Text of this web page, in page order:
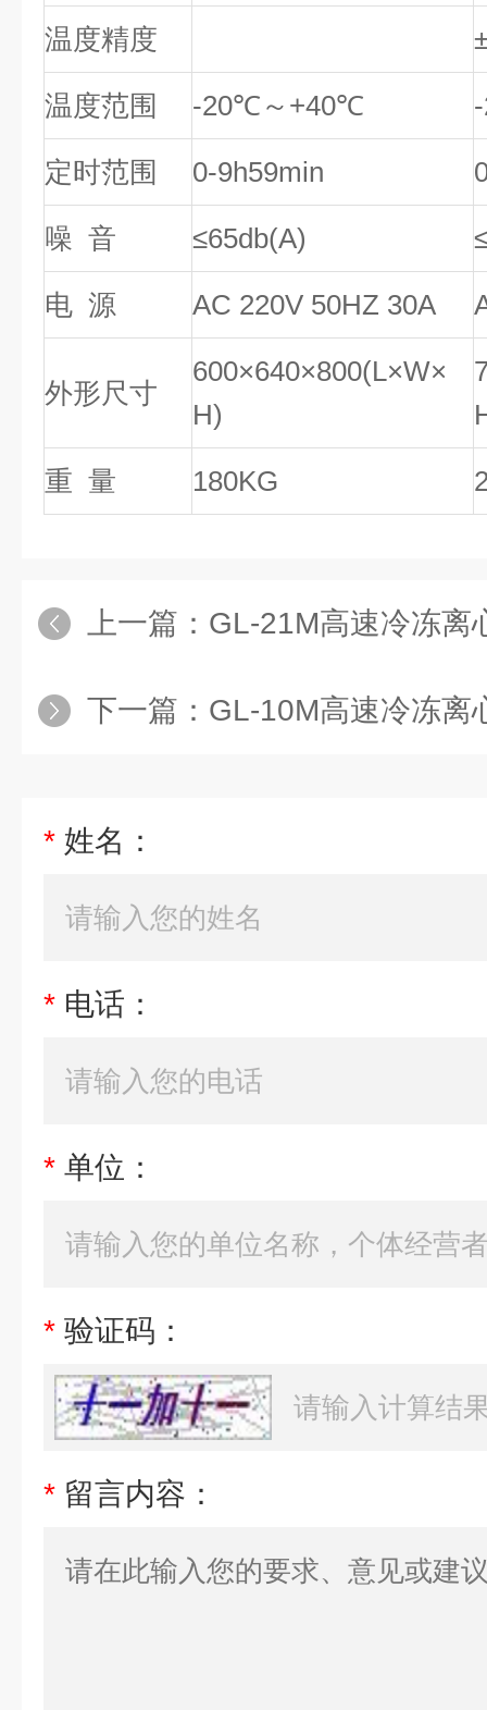
温度精度
温度范围 -20℃～+40℃
定时范围 0-9h59min
噪 音 ≤65db(A)
电 源 AC 220V 50HZ 30A
外形尺寸
600×640×800(L×W×
H)
重 量 180KG
上一篇： GL-21M高速冷冻离
下一篇： GL-10M高速冷冻离
* 姓名：
* 电话：
* 单位：
* 验证码：
* 留言内容：